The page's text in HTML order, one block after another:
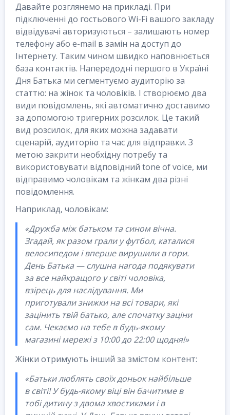
Давайте розглянемо на прикладі. При
підключенні до гостьового Wi-Fi вашого закладу
відвідувачі авторизуються – залишають номер
телефону або e-mail в замін на доступ до
Інтернету. Таким чином швидко наповнюється
база контактів. Напередодні першого в Україні
Дня Батька ми сегментуємо аудиторію за
статтю: на жінок та чоловіків. І створюємо два
види повідомлень, які автоматично доставимо
за допомогою тригерних розсилок. Це такий
вид розсилок, для яких можна задавати
сценарій, аудиторію та час для відправки. З
метою закрити необхідну потребу та
використовувати відповідний tone of voice, ми
відправимо чоловікам та жінкам два різні
повідомлення.
Наприклад, чоловікам:
«Дружба між батьком та сином вічна.
Згадай, як разом грали у футбол, каталися
велосипедом і вперше вирушили в гори.
День Батька — слушна нагода подякувати
за все найкращого у світі чоловіка,
взірець для наслідування. Ми
приготували знижки на всі товари, які
зацінить твій батько, але спочатку заціни
сам. Чекаємо на тебе в будь-якому
магазині мережі з 10:00 до 22:00 щодня!»
Жінки отримують інший за змістом контент:
«Батьки люблять своїх доньок найбільше
в світі! У будь-якому віці він бачитиме в
тобі дитину з двома хвостиками і в